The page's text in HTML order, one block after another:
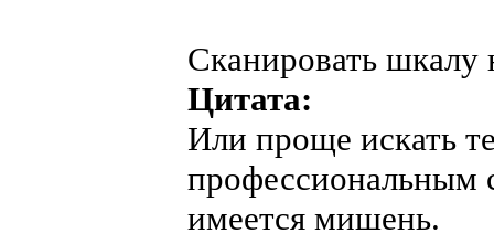
Сканировать
Цитата:
Или проще искать
профессиональным
имеется мишень.